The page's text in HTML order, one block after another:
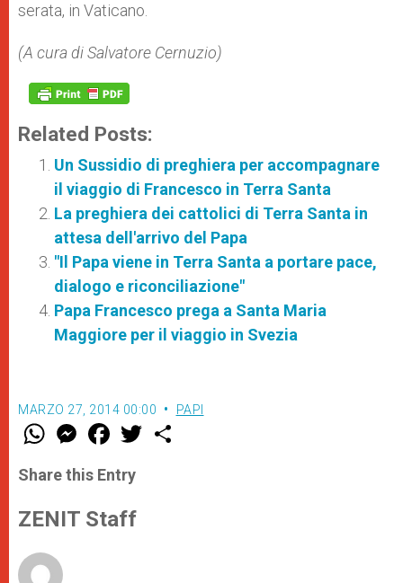
serata, in Vaticano.
(A cura di Salvatore Cernuzio)
Related Posts:
Un Sussidio di preghiera per accompagnare
il viaggio di Francesco in Terra Santa
La preghiera dei cattolici di Terra Santa in
attesa dell'arrivo del Papa
"Il Papa viene in Terra Santa a portare pace,
dialogo e riconciliazione"
Papa Francesco prega a Santa Maria
Maggiore per il viaggio in Svezia
MARZO 27, 2014 00:00 PAPI
W
t
s
p
p
M
e
s
e
g
e
F
a
e
b
o
k
w
Share this Entry
ZENIT Staff